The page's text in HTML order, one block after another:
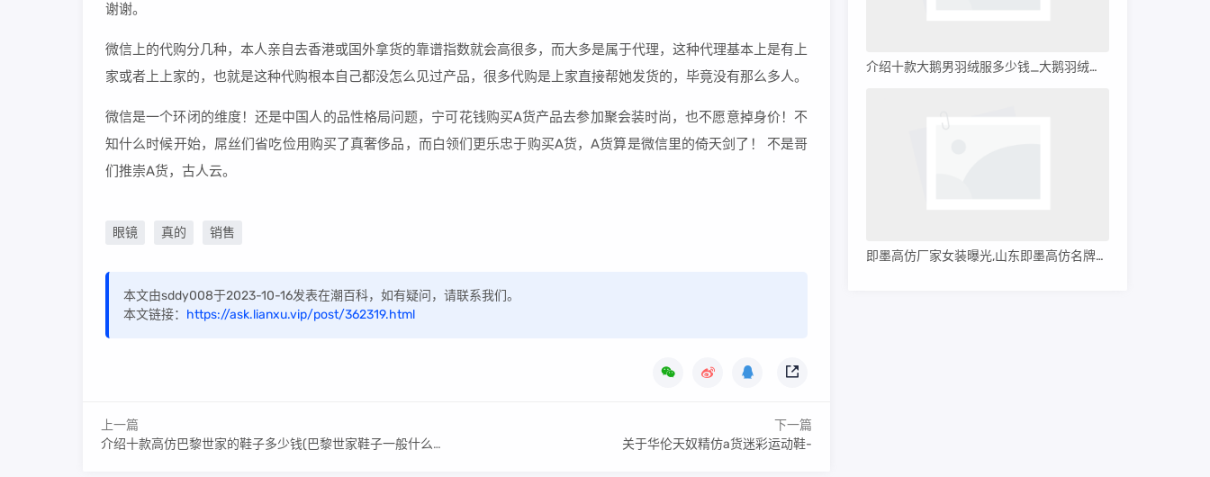
谢谢。
微信上的代购分几种，本人亲自去香港或国外拿货的靠谱指数就会高很多，而大多是属于代理，这种代理基本上是有上
家或者上上家的，也就是这种代购根本自己都没怎么见过产品，很多代购是上家直接帮她发货的，毕竟没有那么多人。
微信是一个环闭的维度！还是中国人的品性格局问题，宁可花钱购买A货产品去参加聚会装时尚，也不愿意掉身价！不
知什么时候开始，屌丝们省吃俭用购买了真奢侈品，而白领们更乐忠于购买A货，A货算是微信里的倚天剑了！ 不是哥
们推崇A货，古人云。
眼镜 真的 销售
本文由sddy008于2023-10-16发表在潮百科，如有疑问，请联系我们。
本文链接： https://ask.lianxu.vip/post/362319.html
上一篇
介绍十款高仿巴黎世家的鞋子多少钱(巴黎世家鞋子一般什么价格)
下一篇
关于华伦天奴精仿a货迷彩运动鞋-
介绍十款大鹅男羽绒服多少钱_大鹅羽绒服多少钱?
即墨高仿厂家女装曝光,山东即墨高仿名牌服装